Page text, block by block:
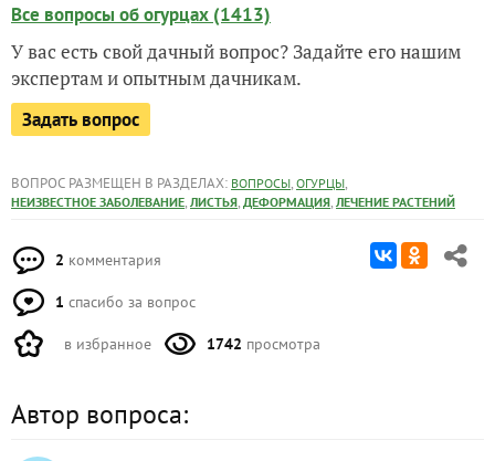
Все вопросы об огурцах (1413)
У вас есть свой дачный вопрос? Задайте его нашим
экспертам и опытным дачникам.
Задать вопрос
ВОПРОС РАЗМЕЩЕН В РАЗДЕЛАХ: ВОПРОСЫ, ОГУРЦЫ,
НЕИЗВЕСТНОЕ ЗАБОЛЕВАНИЕ, ЛИСТЬЯ, ДЕФОРМАЦИЯ, ЛЕЧЕНИЕ РАСТЕНИЙ
2 комментария
1 спасибо за вопрос
в избранное 1742 просмотра
Автор вопроса: